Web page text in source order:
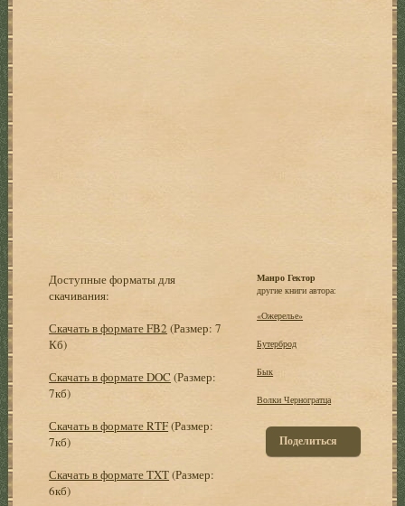
Доступные форматы для
скачивания:
Скачать в формате FB2 (Размер: 7
Кб)
Скачать в формате DOC (Размер:
7кб)
Скачать в формате RTF(Размер:
7кб)
Скачать в формате TXT(Размер:
6кб)
Манро Гектор
другие книги автора:
«Ожерелье»
Бутерброд
Бык
Волки Черногратца
Поделиться